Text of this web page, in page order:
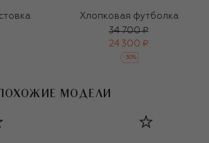
Хлопковая футболка
34 700 ₽
24 300 ₽
-30%
ПОХОЖИЕ МОДЕЛИ